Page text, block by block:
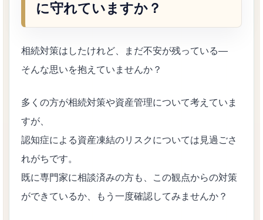
に守れていますか？
相続対策はしたけれど、まだ不安が残っている―
そんな思いを抱えていませんか？
多くの方が相続対策や資産管理について考えていま
すが、
認知症による資産凍結のリスクについては見過ごさ
れがちです。
既に専門家に相談済みの方も、この観点からの対策
ができているか、もう一度確認してみませんか？